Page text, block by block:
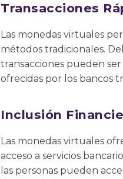
Transacciones
Las monedas virtuales
métodos tradicionales.
transacciones pueden
ofrecidas por los bancos
Inclusión
Las monedas virtuales
acceso a servicios
las personas pueden